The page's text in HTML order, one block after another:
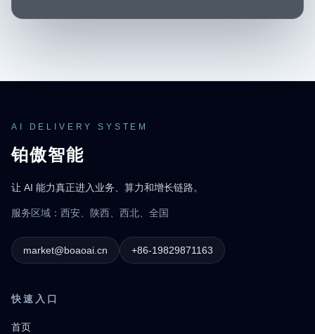
AI DELIVERY SYSTEM
铂傲智能
让 AI 能力真正进入业务、算力和增长链路。
服务区域：西安、陕西、西北、全国
market@boaoai.cn +86-19829871163
快速入口
首页